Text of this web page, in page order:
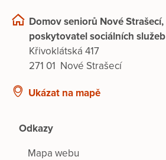
Domov seniorů Nové Strašecí,
poskytovatel sociálních služeb
Křivoklátská 417
271 01 Nové Strašecí
Ukázat na mapě
Odkazy
Mapa webu